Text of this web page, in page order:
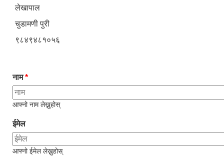
लेखापाल
चुडामणी पुरी
९८४९४८१०५६
नाम*
आफ्नो नाम लेख्नुहोस्
ईमेल
आफ्नो ईमेल लेख्नुहोस्